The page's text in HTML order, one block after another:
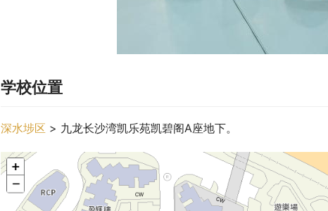
学校位置
深水埗区 > 九龙长沙湾凯乐苑凯碧阁A座地下。